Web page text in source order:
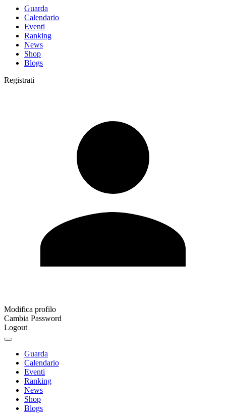
Guarda
Calendario
Eventi
Ranking
News
Shop
Blogs
Registrati
Modifica profilo
Cambia Password
Logout
Guarda
Calendario
Eventi
Ranking
News
Shop
Blogs